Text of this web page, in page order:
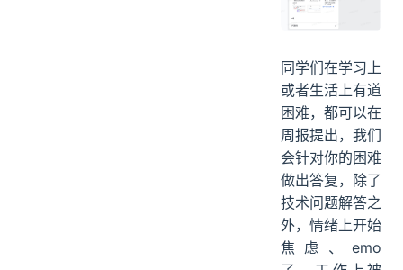
每周六我们会要
把自己这一周所
学的知识记录下
来。
同学们在学习上
或者生活上有道
困难，都可以在